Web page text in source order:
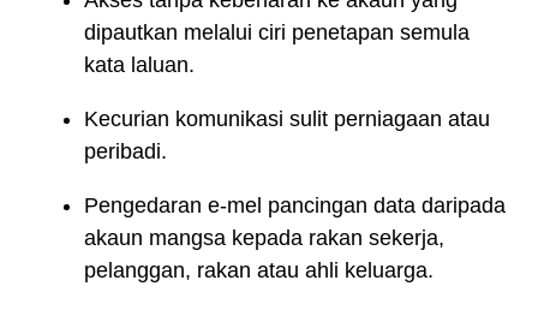
dipautkan melalui ciri penetapan semula
kata laluan.
Kecurian komunikasi sulit perniagaan atau
peribadi.
Pengedaran e-mel pancingan data daripada
akaun mangsa kepada rakan sekerja,
pelanggan, rakan atau ahli keluarga.